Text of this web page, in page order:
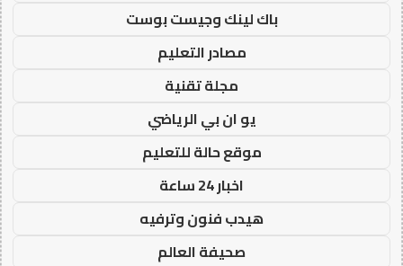
باك لينك وجيست بوست
مصادر التعليم
مجلة تقنية
يو ان بي الرياضي
موقع حالة للتعليم
اخبار 24 ساعة
هيدب فنون وترفيه
صحيفة العالم